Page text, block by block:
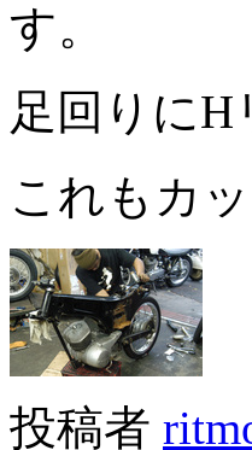
す。
足回りに
これもカ
投稿者